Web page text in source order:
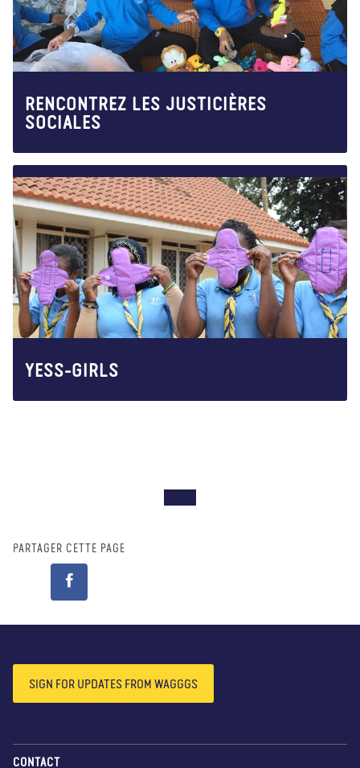
RENCONTREZ LES JUSTICIÈRES
SOCIALES
YESS-GIRLS
PARTAGER CETTE PAGE
SIGN FOR UPDATES FROM WAGGGS
CONTACT